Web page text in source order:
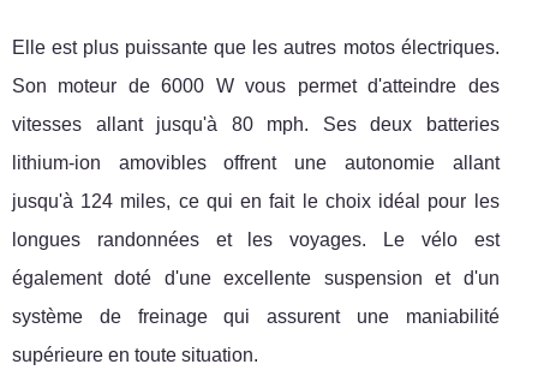
Elle est plus puissante que les autres motos électriques.
Son moteur de 6000 W vous permet d'atteindre des
vitesses allant jusqu'à 80 mph. Ses deux batteries
lithium-ion amovibles offrent une autonomie allant
jusqu'à 124 miles, ce qui en fait le choix idéal pour les
longues randonnées et les voyages. Le vélo est
également doté d'une excellente suspension et d'un
système de freinage qui assurent une maniabilité
supérieure en toute situation.